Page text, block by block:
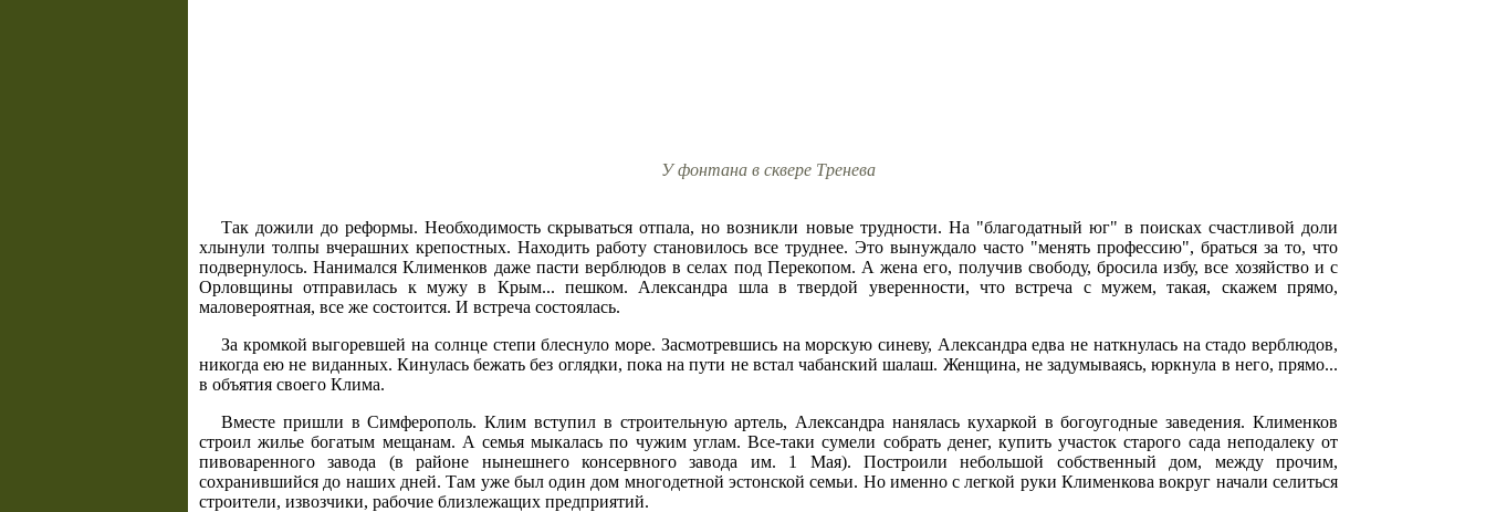
У фонтана в сквере Тренева
Так дожили до реформы. Необходимость скрываться отпала, но возникли новые трудности. На "благодатный юг" в поисках счастливой доли
хлынули толпы вчерашних крепостных. Находить работу становилось все труднее. Это вынуждало часто "менять профессию", браться за то, что
подвернулось. Нанимался Клименков даже пасти верблюдов в селах под Перекопом. А жена его, получив свободу, бросила избу, все хозяйство и с
Орловщины отправилась к мужу в Крым... пешком. Александра шла в твердой уверенности, что встреча с мужем, такая, скажем прямо,
маловероятная, все же состоится. И встреча состоялась.
За кромкой выгоревшей на солнце степи блеснуло море. Засмотревшись на морскую синеву, Александра едва не наткнулась на стадо верблюдов,
никогда ею не виданных. Кинулась бежать без оглядки, пока на пути не встал чабанский шалаш. Женщина, не задумываясь, юркнула в него, прямо...
в объятия своего Клима.
Вместе пришли в Симферополь. Клим вступил в строительную артель, Александра нанялась кухаркой в богоугодные заведения. Клименков
строил жилье богатым мещанам. А семья мыкалась по чужим углам. Все-таки сумели собрать денег, купить участок старого сада неподалеку от
пивоваренного завода (в районе нынешнего консервного завода им. 1 Мая). Построили небольшой собственный дом, между прочим,
сохранившийся до наших дней. Там уже был один дом многодетной эстонской семьи. Но именно с легкой руки Клименкова вокруг начали селиться
строители, извозчики, рабочие близлежащих предприятий.